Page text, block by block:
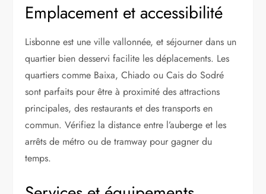
Emplacement et accessibilité
Lisbonne est une ville vallonnée, et séjourner dans un
quartier bien desservi facilite les déplacements. Les
quartiers comme Baixa, Chiado ou Cais do Sodré
sont parfaits pour être à proximité des attractions
principales, des restaurants et des transports en
commun. Vérifiez la distance entre l’auberge et les
arrêts de métro ou de tramway pour gagner du
temps.